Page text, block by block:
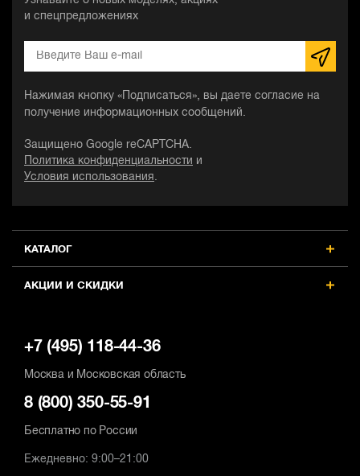
КАТАЛОГ
АКЦИИ И СКИДКИ
и спецпредложениях
Нажимая кнопку «Подписаться», вы даете согласие на
получение информационных сообщений.
Защищено Google reCAPTCHA.
Политика конфиденциальности
и
Условия использования .
+7 (495) 118-44-36
Москва и Московская область
8 (800) 350-55-91
Бесплатно по России
Ежедневно: 9:00–21:00